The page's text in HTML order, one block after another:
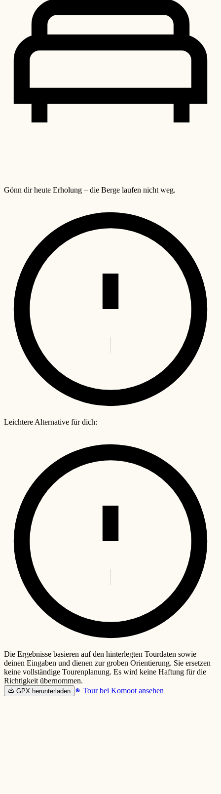
Gönn dir heute Erholung – die Berge laufen nicht weg.
Leichtere Alternative für dich:
Die Ergebnisse basieren auf den hinterlegten Tourdaten sowie
deinen Eingaben und dienen zur groben Orientierung. Sie ersetzen
keine vollständige Tourenplanung. Es wird keine Haftung für die
Richtigkeit übernommen.
GPX herunterladen Tour bei Komoot ansehen